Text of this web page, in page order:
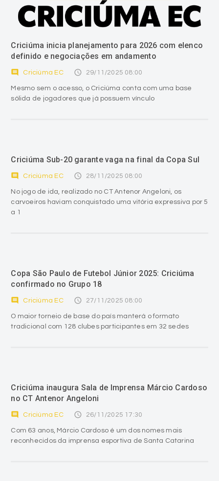
Criciúma inicia planejamento para 2026 com elenco
definido e negociações em andamento
comment Criciúma EC access_time 29/11/2025 08:00
Mesmo sem o acesso, o Criciúma conta com uma base
sólida de jogadores que já possuem vínculo
Criciúma Sub-20 garante vaga na final da Copa Sul
comment Criciúma EC access_time 28/11/2025 08:00
No jogo de ida, realizado no CT Antenor Angeloni, os
carvoeiros haviam conquistado uma vitória expressiva por 5
a 1
Copa São Paulo de Futebol Júnior 2025: Criciúma
confirmado no Grupo 18
comment Criciúma EC access_time 27/11/2025 08:00
O maior torneio de base do país manterá o formato
tradicional com 128 clubes participantes em 32 sedes
Criciúma inaugura Sala de Imprensa Márcio Cardoso
no CT Antenor Angeloni
comment Criciúma EC access_time 26/11/2025 17:30
Com 63 anos, Márcio Cardoso é um dos nomes mais
reconhecidos da imprensa esportiva de Santa Catarina